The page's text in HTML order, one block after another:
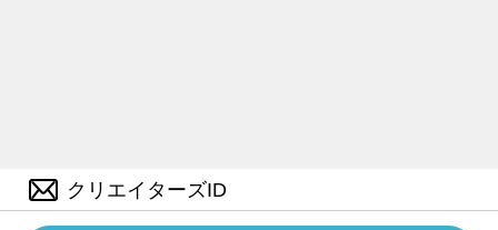
クリエイターズID